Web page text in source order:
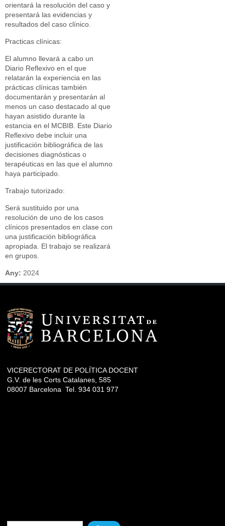
orientará la resolución del caso y
presentará las evidencias y
resultados del caso clínico.
Practicas clínicas:
El alumno llevará a cabo un
Diario Reflexivo en el que
relatarán la experiencia en las
prácticas clínicas también
documentarán y presentarán al
menos un caso destacado al que
hayan asistido durante la
estancia en el MCBIB. Este Diario
Reflexivo debe incluir una
justificación bibliográfica de las
decisiones diagnósticas o
terapéuticas en las que el alumno
haya participado.
Trabajo tutorizado:
Será sustituido por una
resolución de uno de los casos
clínicos presentados en clase con
una justificación bibliográfica
apropiada. El trabajo se realizará
en grupos.
Any: 2024
VICERECTORAT DE POLÍTICA DOCENT
G.V. de les Corts Catalanes, 585
08007 Barcelona Tel. 934 031 977
Formulari de cerca
Cerca